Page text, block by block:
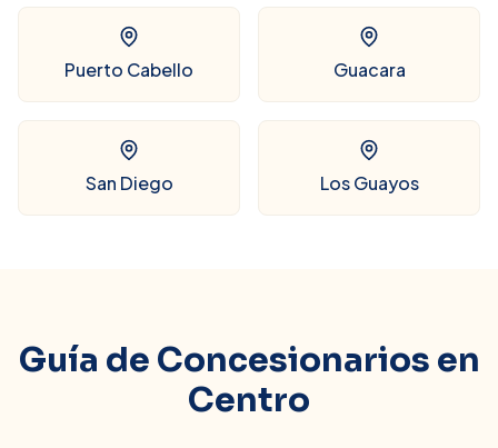
Puerto Cabello Guacara
San Diego Los Guayos
Guía de Concesionarios en
Centro